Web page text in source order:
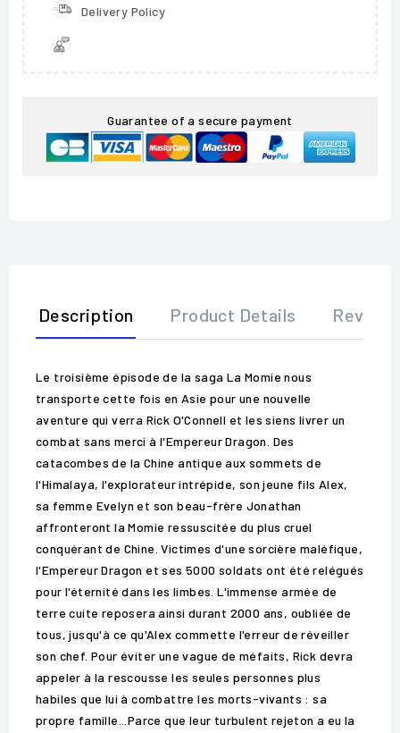
Delivery Policy
Guarantee of a secure payment
Description Product Details
Le troisième épisode de la saga La Momie nous
transporte cette fois en Asie pour une nouvelle
aventure qui verra Rick O'Connell et les siens livrer un
combat sans merci à l'Empereur Dragon. Des
catacombes de la Chine antique aux sommets de
l'Himalaya, l'explorateur intrépide, son jeune fils Alex,
sa femme Evelyn et son beau-frère Jonathan
affronteront la Momie ressuscitée du plus cruel
conquérant de Chine. Victimes d'une sorcière maléfique,
l'Empereur Dragon et ses 5000 soldats ont été relégués
pour l'éternité dans les limbes. L'immense armée de
terre cuite reposera ainsi durant 2000 ans, oubliée de
tous, jusqu'à ce qu'Alex commette l'erreur de réveiller
son chef. Pour éviter une vague de méfaits, Rick devra
appeler à la rescousse les seules personnes plus
habiles que lui à combattre les morts-vivants : sa
propre famille...Parce que leur turbulent rejeton a eu la